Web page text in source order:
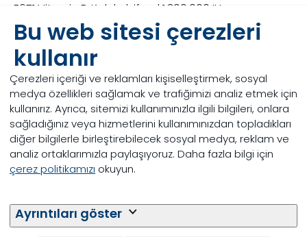
Bu web sitesi çerezleri
kullanır
Çerezleri içeriği ve reklamları kişiselleştirmek, sosyal
medya özellikleri sağlamak ve trafiğimizi analiz etmek için
kullanırız. Ayrıca, sitemizi kullanımınızla ilgili bilgileri, onlara
sağladığınız veya hizmetlerini kullanımınızdan topladıkları
diğer bilgilerle birleştirebilecek sosyal medya, reklam ve
analiz ortaklarımızla paylaşıyoruz. Daha fazla bilgi için
çerez politikamızı okuyun.
Ayrıntıları göster
E671 Vitamin D Kolekalsiferol 1.300.000 IU
3a700 Vitamin E α-tokoferol asetat 11.500 mg
3a880 Vitamin H2 Biyotin 650 mg
İz elementler
3b502 Mangan Mangan oksit 13.500 mg
3b103 Demir Demir sülfat monohidrat 16.660 mg
3b202 İyot Kalsiyum iyot 250 mg
3b304 Kobalt Kobalt karbonat 170 mg
3b801 Selenyum Sodyum Selenit 160 mg
3b609 Çinko Çinko klorür hidroksit monohidrat 8.300
3b409 Bakır Dibakır klorür hidroksit 5.000 mg
3b607 Çinko Çinko glisin şelat 1.650 mg